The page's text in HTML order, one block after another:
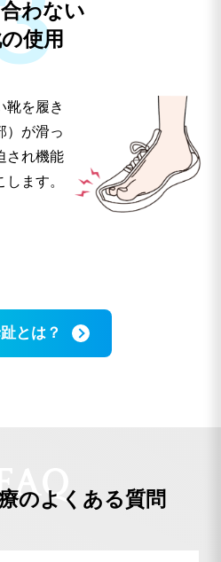
り、変形が進行するサイン
写真のように親指の付け根
への改善が難しくなる場合
わない
使用
靴を履き
）が滑っ
され機能
ます。
とは？
のよくある質問
A Q